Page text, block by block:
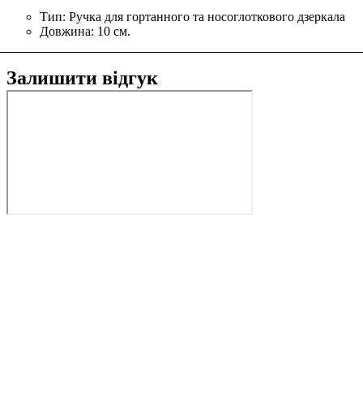
Тип: Ручка для гортанного та носоглоткового дзеркала
Довжина: 10 см.
Залишити відгук